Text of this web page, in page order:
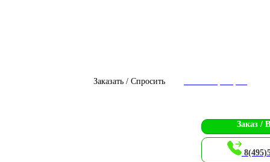
Заказать / Спросить
Заказ /